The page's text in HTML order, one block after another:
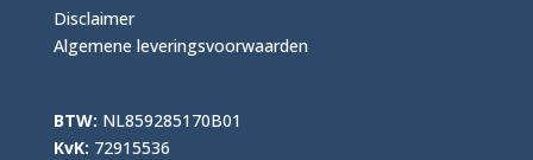
Disclaimer
Algemene leveringsvoorwaarden
BTW: NL859285170B01
KvK: 72915536